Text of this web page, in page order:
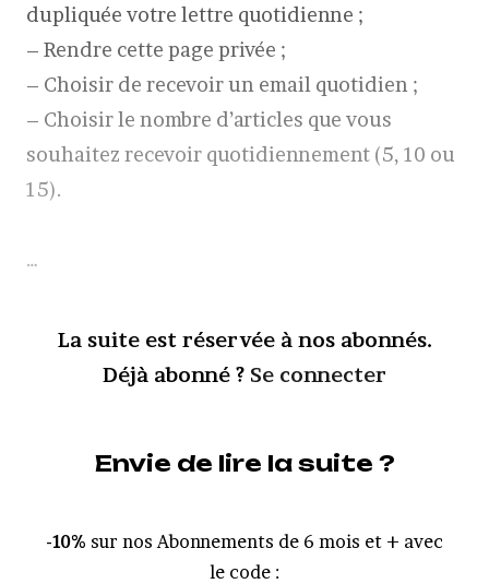
dupliquée votre lettre quotidienne ;
– Rendre cette page privée ;
– Choisir de recevoir un email quotidien ;
– Choisir le nombre d’articles que vous
souhaitez recevoir quotidiennement (5, 10 ou
15).
…
La suite est réservée à nos abonnés.
Déjà abonné ? Se connecter
Envie de lire la suite ?
-10% sur nos Abonnements de 6 mois et + avec
le code :